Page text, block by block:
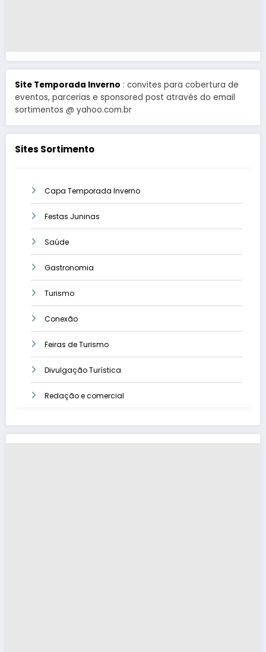
Site Temporada Inverno : convites para cobertura de
eventos, parcerias e sponsored post através do email
sortimentos @ yahoo.com.br
Sites Sortimento
Capa Temporada Inverno
Festas Juninas
Saúde
Gastronomia
Turismo
Conexão
Feiras de Turismo
Divulgação Turística
Redação e comercial